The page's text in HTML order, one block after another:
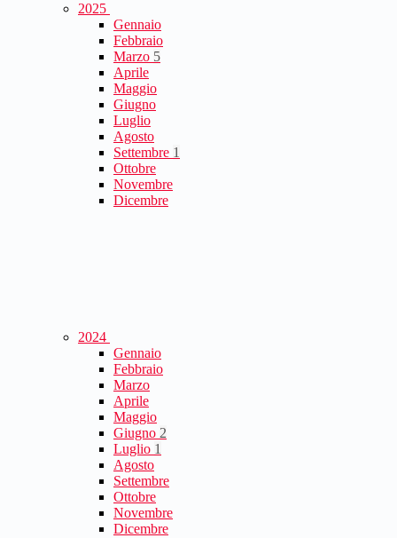
2025
Gennaio
Febbraio
Marzo 5
Aprile
Maggio
Giugno
Luglio
Agosto
Settembre 1
Ottobre
Novembre
Dicembre
2024
Gennaio
Febbraio
Marzo
Aprile
Maggio
Giugno 2
Luglio 1
Agosto
Settembre
Ottobre
Novembre
Dicembre